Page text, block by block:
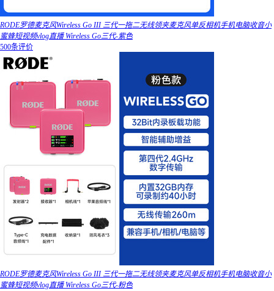
RODE罗德麦克风Wireless Go III 三代一拖二无线领夹麦克风单反相机手机电脑收音小
蜜蜂短视频vlog直播 Wireless Go三代-紫色
500条评价
RODE罗德麦克风Wireless Go III 三代一拖二无线领夹麦克风单反相机手机电脑收音小
蜜蜂短视频vlog直播 Wireless Go三代-粉色